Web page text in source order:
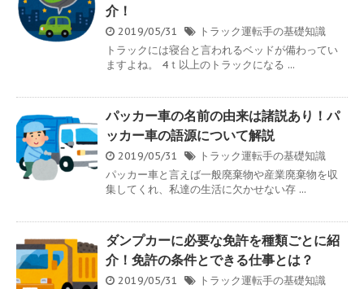
介！
2019/05/31
トラック運転手の基礎知識
トラックには寝台と言われるベッドが備わってい
ますよね。 4ｔ以上のトラックになる ...
パッカー車の名前の由来は諸説あり！パ
ッカー車の語源について解説
2019/05/31
トラック運転手の基礎知識
パッカー車と言えば一般廃棄物や産業廃棄物を収
集してくれ、私達の生活に欠かせない存 ...
ダンプカーに必要な免許を種類ごとに紹
介！免許の条件とできる仕事とは？
2019/05/31
トラック運転手の基礎知識